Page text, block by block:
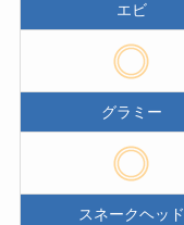
エビ
グラミー
スネークヘッド